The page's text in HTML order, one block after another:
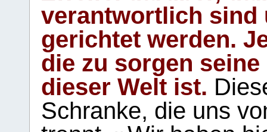
verantwortlich sind
gerichtet werden.
die zu sorgen
dieser Welt ist.
Schranke, die uns